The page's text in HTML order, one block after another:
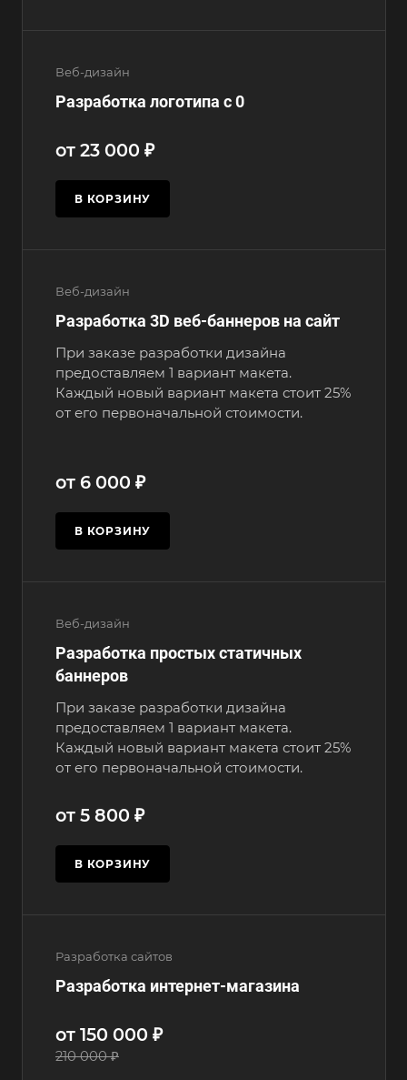
Веб-дизайн
Разработка логотипа с 0
от 23 000 ₽
В КОРЗИНУ
Веб-дизайн
Разработка 3D веб-баннеров на сайт
При заказе разработки дизайна
предоставляем 1 вариант макета.
Каждый новый вариант макета стоит 25%
от его первоначальной стоимости.
от 6 000 ₽
В КОРЗИНУ
Веб-дизайн
Разработка простых статичных
баннеров
При заказе разработки дизайна
предоставляем 1 вариант макета.
Каждый новый вариант макета стоит 25%
от его первоначальной стоимости.
от 5 800 ₽
В КОРЗИНУ
Разработка сайтов
Разработка интернет-магазина
от 150 000 ₽
210 000 ₽